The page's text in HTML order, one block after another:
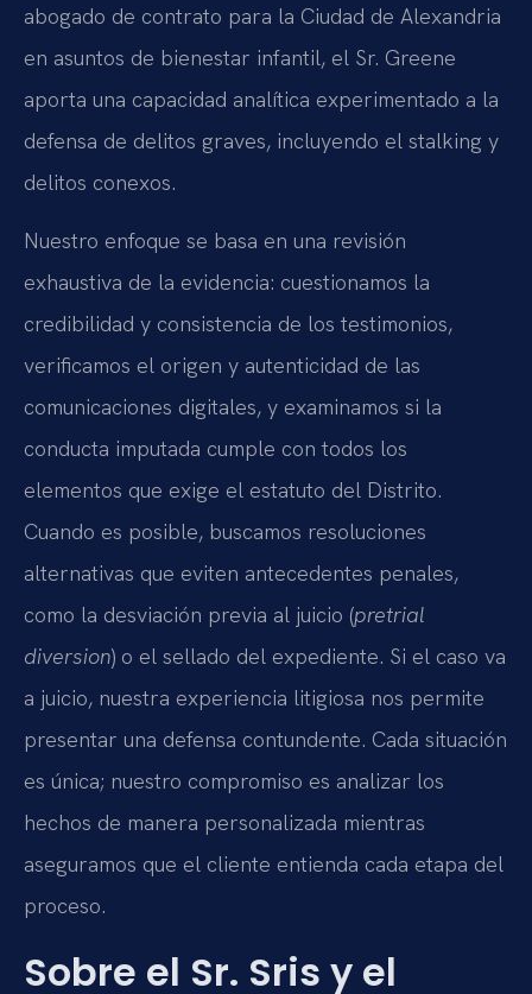
abogado de contrato para la Ciudad de Alexandria
en asuntos de bienestar infantil, el Sr. Greene
aporta una capacidad analítica experimentado a la
defensa de delitos graves, incluyendo el stalking y
delitos conexos.
Nuestro enfoque se basa en una revisión
exhaustiva de la evidencia: cuestionamos la
credibilidad y consistencia de los testimonios,
verificamos el origen y autenticidad de las
comunicaciones digitales, y examinamos si la
conducta imputada cumple con todos los
elementos que exige el estatuto del Distrito.
Cuando es posible, buscamos resoluciones
alternativas que eviten antecedentes penales,
como la desviación previa al juicio (pretrial
diversion) o el sellado del expediente. Si el caso va
a juicio, nuestra experiencia litigiosa nos permite
presentar una defensa contundente. Cada situación
es única; nuestro compromiso es analizar los
hechos de manera personalizada mientras
aseguramos que el cliente entienda cada etapa del
proceso.
Sobre el Sr. Sris y el